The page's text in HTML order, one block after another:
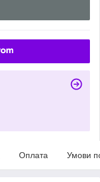
Оплата Умови